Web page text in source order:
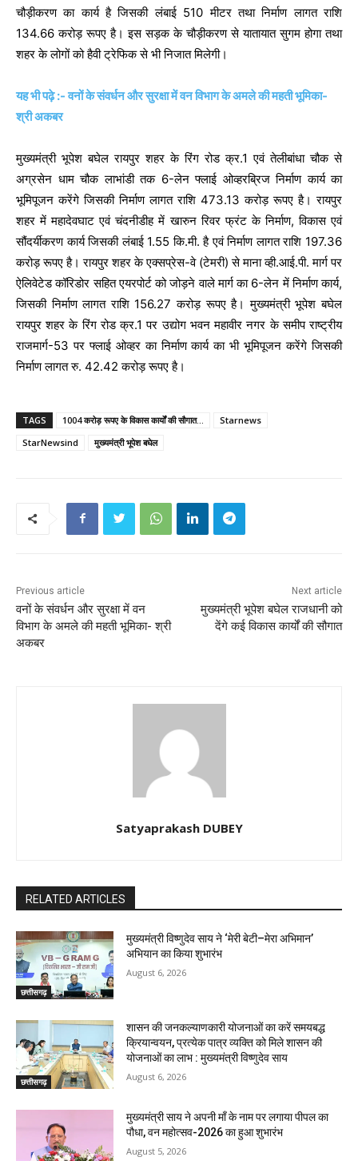
चौड़ीकरण का कार्य है जिसकी लंबाई 510 मीटर तथा निर्माण लागत राशि
134.66 करोड़ रूपए है। इस सड़क के चौड़ीकरण से यातायात सुगम होगा तथा
शहर के लोगों को हैवी ट्रेफिक से भी निजात मिलेगी।
यह भी पढ़े :- वनों के संवर्धन और सुरक्षा में वन विभाग के अमले की महती भूमिका-
श्री अकबर
मुख्यमंत्री भूपेश बघेल रायपुर शहर के रिंग रोड क्र.1 एवं तेलीबांधा चौक से
अग्रसेन धाम चौक लाभांडी तक 6-लेन फ्लाई ओव्हरब्रिज निर्माण कार्य का
भूमिपूजन करेंगे जिसकी निर्माण लागत राशि 473.13 करोड़ रूपए है। रायपुर
शहर में महादेवघाट एवं चंदनीडीह में खारुन रिवर फ्रंट के निर्माण, विकास एवं
सौंदर्यीकरण कार्य जिसकी लंबाई 1.55 कि.मी. है एवं निर्माण लागत राशि 197.36
करोड़ रूपए है। रायपुर शहर के एक्सप्रेस-वे (टेमरी) से माना व्ही.आई.पी. मार्ग पर
ऐलिवेटेड कॉरिडोर सहित एयरपोर्ट को जोड़ने वाले मार्ग का 6-लेन में निर्माण कार्य,
जिसकी निर्माण लागत राशि 156.27 करोड़ रूपए है। मुख्यमंत्री भूपेश बघेल
रायपुर शहर के रिंग रोड क्र.1 पर उद्योग भवन महावीर नगर के समीप राष्ट्रीय
राजमार्ग-53 पर फ्लाई ओव्हर का निर्माण कार्य का भी भूमिपूजन करेंगे जिसकी
निर्माण लागत रु. 42.42 करोड़ रूपए है।
TAGS 1004 करोड़ रूपए के विकास कार्यों की सौगात…
Starnews
StarNewsind
मुख्यमंत्री भूपेश बघेल
Previous article
वनों के संवर्धन और सुरक्षा में वन
विभाग के अमले की महती भूमिका- श्री
अकबर
Next article
मुख्यमंत्री भूपेश बघेल राजधानी को
देंगे कई विकास कार्यों की सौगात
Satyaprakash DUBEY
RELATED ARTICLES
छत्तीसगढ़
मुख्यमंत्री विष्णुदेव साय ने ‘मेरी बेटी–मेरा अभिमान’
अभियान का किया शुभारंभ
August 6, 2026
छत्तीसगढ़
शासन की जनकल्याणकारी योजनाओं का करें समयबद्ध
क्रियान्वयन, प्रत्येक पात्र व्यक्ति को मिले शासन की
योजनाओं का लाभ : मुख्यमंत्री विष्णुदेव साय
August 6, 2026
मुख्यमंत्री साय ने अपनी माँ के नाम पर लगाया पीपल का
पौधा, वन महोत्सव-2026 का हुआ शुभारंभ
August 5, 2026